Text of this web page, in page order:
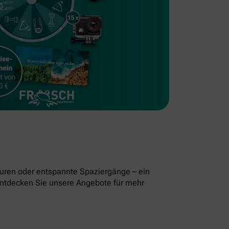
oder entspannte Spaziergänge – ein
Sie unsere Angebote für mehr